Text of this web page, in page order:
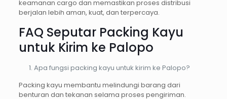
keamanan cargo dan memastikan proses distribusi
berjalan lebih aman, kuat, dan terpercaya.
FAQ Seputar Packing Kayu
untuk Kirim ke Palopo
Apa fungsi packing kayu untuk kirim ke Palopo?
Packing kayu membantu melindungi barang dari
benturan dan tekanan selama proses pengiriman.